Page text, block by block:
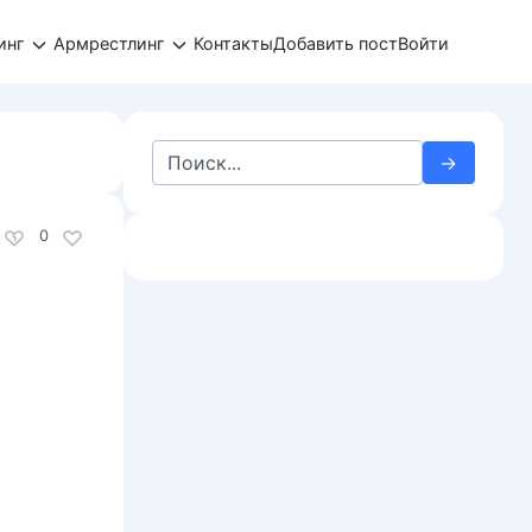
Армрестлинг КонтактыДобавить постВойти
0
Search
for: